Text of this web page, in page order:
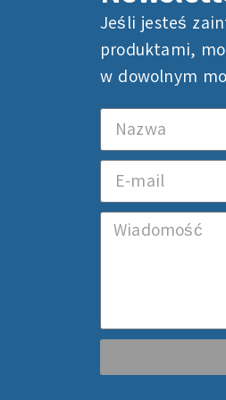
Jeśli jesteś
produktami,
w dowolnym